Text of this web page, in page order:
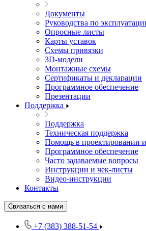
Документы
Руководства по
Опросные листы
Карты уставок
Схемы привязки
3D-модели
Монтажные схемы
Сертификаты и декларации
Программное обеспечение
Презентации
Поддержка
Поддержка
Техническая поддержка
Помощь в проектировании
Программное обеспечение
Часто задаваемые вопросы
Инструкции и чек-листы
Видео-инструкции
Контакты
Связаться с нами
+7 (383) 388-51-54